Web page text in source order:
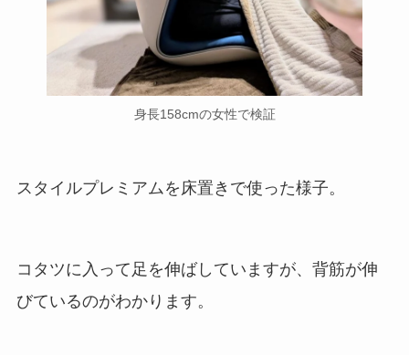
身長158cmの女性で検証
スタイルプレミアムを床置きで使った様子。
コタツに入って足を伸ばしていますが、背筋が伸
びているのがわかります。